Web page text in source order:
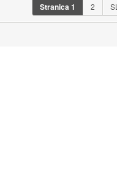
Stranica1 2